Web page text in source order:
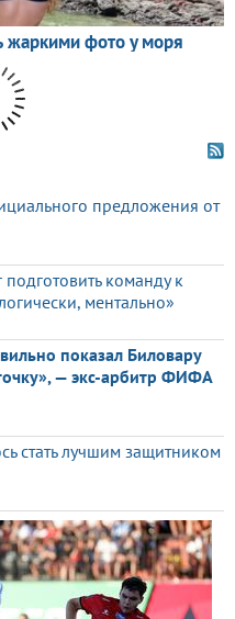
предложения от
команду к
ментально»
показал Биловару
— экс-арбитр ФИФА
стать лучшим защитником